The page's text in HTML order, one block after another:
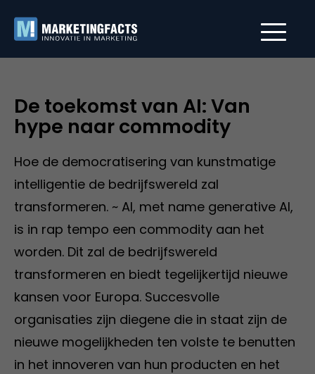
De toekomst van AI: Van
hype naar commodity
Hoe de democratisering van kunstmatige
intelligentie de bedrijfswereld zal
transformeren. ~ AI, met name generative AI,
is in rap tempo een commodity aan het
worden. Dit zal de bedrijfswereld
transformeren en biedt tegelijkertijd nieuwe
kansen voor Europa. Succesvolle
organisaties zijn diegene die in staat zijn de
nieuwe mogelijkheden ten volste te benutten
in het innoveren van hun producten en het